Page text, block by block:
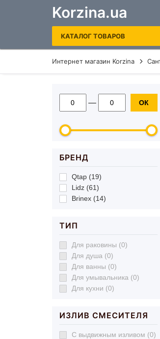
САНТЕХНИКА
ОТОПЛЕНИЕ И
ПОЛОТЕНЦЕСУШИТЕЛИ
ЭЛЕКТРИЧЕСКИЕ
БОЙЛЕРЫ
ЗЕРКАЛА В ВАННУЮ
Korzina.ua
КАТАЛОГ ТОВАРОВ
Интернет магазин Korzina
— ОК
БРЕНД
Qtap (19)
Lidz (61)
Brinex (14)
ТИП
Для раковины (0)
Для душа (0)
Для ванны (0)
Для умывальника (0)
Для кухни (0)
ИЗЛИВ СМЕСИТЕЛЯ
С выдвижным изливом (0)